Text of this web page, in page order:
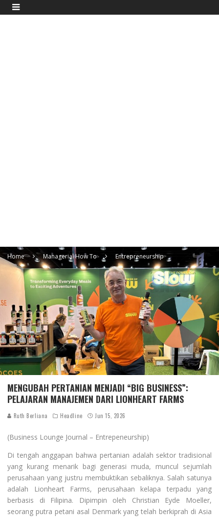
Home Managerial How To Entrepreneurship
MENGUBAH PERTANIAN MENJADI “BIG BUSINESS”:
PELAJARAN MANAJEMEN DARI LIONHEART FARMS
Ruth Berliana Headline Jun 15, 2026
(Business Lounge Journal – Entrepeneurship)
Di tengah anggapan bahwa pertanian adalah sektor tradisional
yang kurang menarik bagi generasi muda, muncul sejumlah
perusahaan yang justru membuktikan sebaliknya. Salah satunya
adalah Lionheart Farms, perusahaan kelapa terpadu yang
berbasis di Filipina. Dipimpin oleh Christian Eyde Moeller,
seorang putra petani asal Denmark yang telah berkiprah di Asia